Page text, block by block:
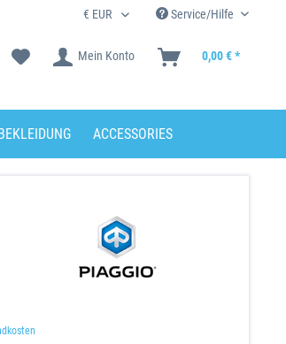
Service/Hilfe
Mein Konto 0,00 € *
BEKLEIDUNG ACCESSORIES